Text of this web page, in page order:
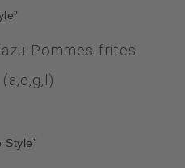
Pommes frites
Style”